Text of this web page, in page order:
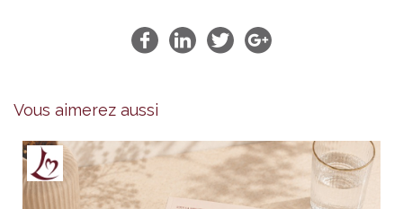
Vous aimerez aussi